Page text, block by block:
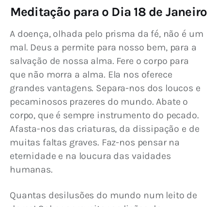
Meditação para o Dia 18 de Janeiro
A doença, olhada pelo prisma da fé, não é um
mal. Deus a permite para nosso bem, para a
salvação de nossa alma. Fere o corpo para
que não morra a alma. Ela nos oferece
grandes vantagens. Separa-nos dos loucos e
pecaminosos prazeres do mundo. Abate o
corpo, que é sempre instrumento do pecado.
Afasta-nos das criaturas, da dissipação e de
muitas faltas graves. Faz-nos pensar na
eternidade e na loucura das vaidades
humanas.
Quantas desilusões do mundo num leito de